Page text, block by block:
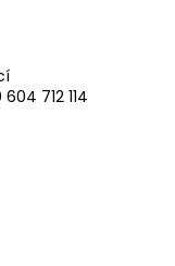
712 114